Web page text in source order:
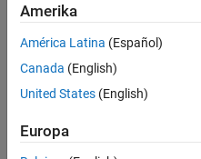
Business Model Team
Finance and Operations
Human Resources
Legal
Derzeit
es
keine
offenen
Stellen,
Ihren
Suchkriterien
Amerika
América Latina (Español)
Canada (English)
United States (English)
Europa